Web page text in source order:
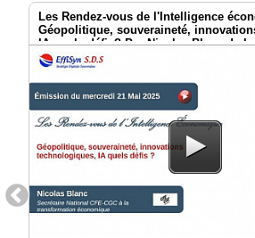
Palenne
TvLocale
France
Accueil
RUBRIQUES
Agenda
Les Rendez-vous de l'Intelligence
Géopolitique, souveraineté,
IA quels défis? Par Nicolas Blanc de la